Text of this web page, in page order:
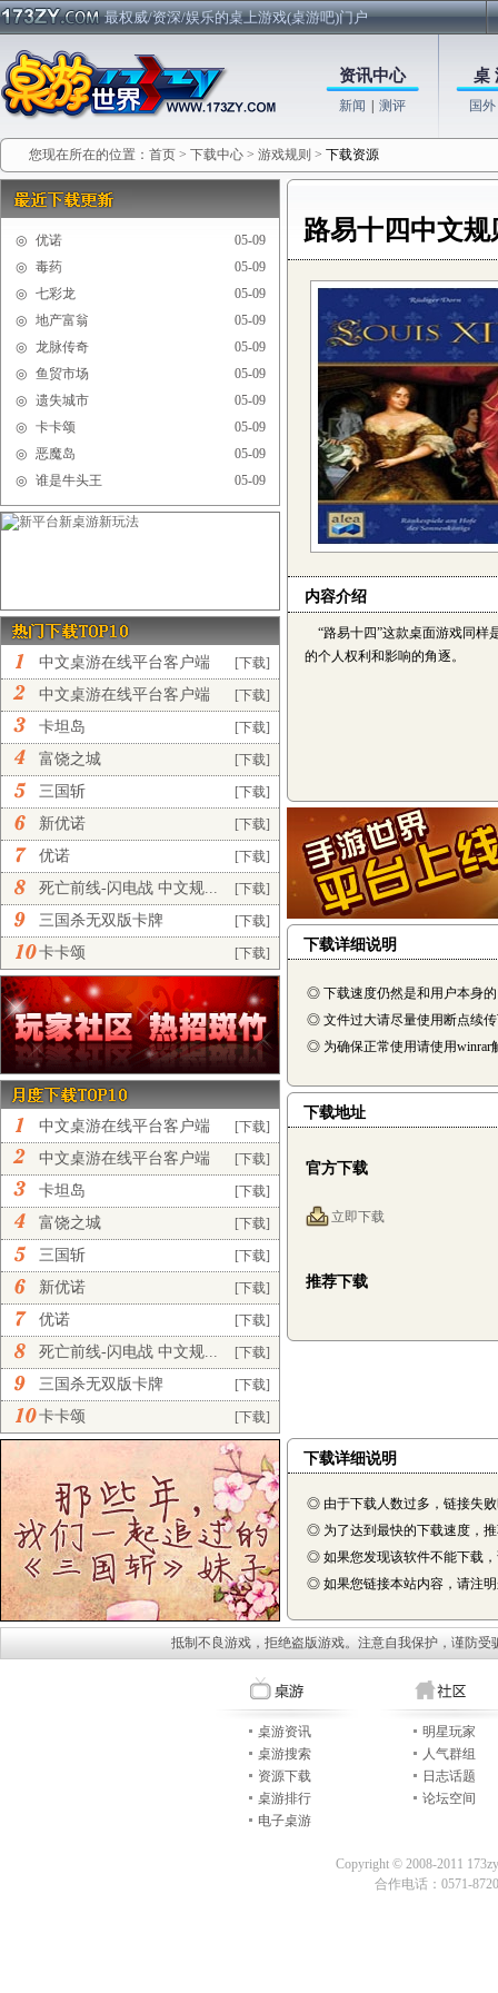
最权威/资深/娱乐的桌上游戏(桌游吧)门户
资讯中心
新闻 测评
桌
国外
您现在所在的位置： 首页 > 下载中心 > 游戏规则 > 下载资源
05-09
◎ 优诺
05-09
◎ 毒药
05-09
◎ 七彩龙
05-09
◎ 地产富翁
05-09
◎ 龙脉传奇
05-09
◎ 鱼贸市场
05-09
◎ 遗失城市
05-09
◎ 卡卡颂
05-09
◎ 恶魔岛
05-09
◎ 谁是牛头王
[下载]
中文桌游在线平台客户端
完... [下载]
中文桌游在线平台客户端
正... [下载]
卡坦岛
[下载]
富饶之城
[下载]
三国斩
[下载]
新优诺
[下载]
优诺
[下载]
死亡前线-闪电战 中文规...
[下载]
三国杀无双版卡牌
[下载]
卡卡颂
[下载]
中文桌游在线平台客户端
完... [下载]
中文桌游在线平台客户端
正... [下载]
卡坦岛
[下载]
富饶之城
[下载]
三国斩
[下载]
新优诺
[下载]
优诺
[下载]
死亡前线-闪电战 中文规...
[下载]
三国杀无双版卡牌
[下载]
卡卡颂
路易十四中文规
内容介绍
“路易十四”这款桌面游戏同样
的个人权利和影响的角逐。
下载详细说明
◎ 下载速度仍然是和用户本身
◎ 文件过大请尽量使用断点续
◎ 为确保正常使用请使用winrar
下载地址
官方下载
立即下载
推荐下载
下载详细说明
◎ 由于下载人数过多，链接失
◎ 为了达到最快的下载速度，
◎ 如果您发现该软件不能下载
◎ 如果您链接本站内容，请注明
抵制不良游戏，拒绝盗版游戏。注意自我保护，谨防
桌游资讯
桌游搜索
资源下载
桌游排行
电子桌游
明星玩家
人气群组
日志话题
论坛空间
Copyright © 2008-2011
合作电话：0571-